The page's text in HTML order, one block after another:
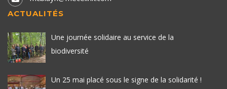
ACTUALITÉS
Une journée solidaire au service de la
biodiversité
Un 25 mai placé sous le signe de la solidarité !